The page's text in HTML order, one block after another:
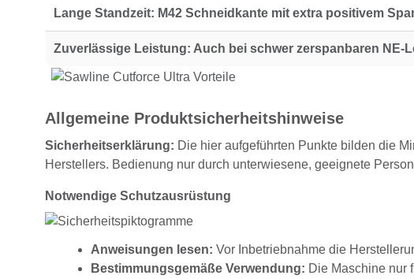
Lange Standzeit: M42 Schneidkante mit extra positivem
Zuverlässige Leistung: Auch bei schwer zerspanbaren NE-
Allgemeine Produktsicherheitshinweise
Sicherheitserklärung: Die hier aufgeführten Punkte bilden die
Herstellers. Bedienung nur durch unterwiesene, geeignete
Notwendige Schutzausrüstung
Anweisungen lesen: Vor Inbetriebnahme die
Bestimmungsgemäße Verwendung: Die Maschine nur